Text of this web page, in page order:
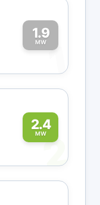
1.9
MW1
2.4
MW
2